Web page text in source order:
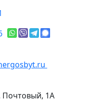
Почтовый, 1А